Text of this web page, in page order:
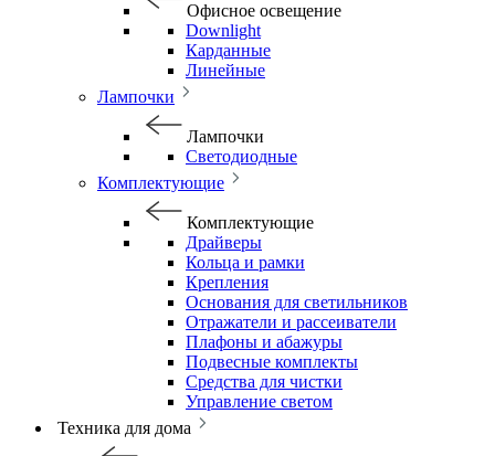
Офисное освещение
Downlight
Карданные
Линейные
Лампочки
Лампочки
Светодиодные
Комплектующие
Комплектующие
Драйверы
Кольца и рамки
Крепления
Основания для светильников
Отражатели и рассеиватели
Плафоны и абажуры
Подвесные комплекты
Средства для чистки
Управление светом
Техника для дома